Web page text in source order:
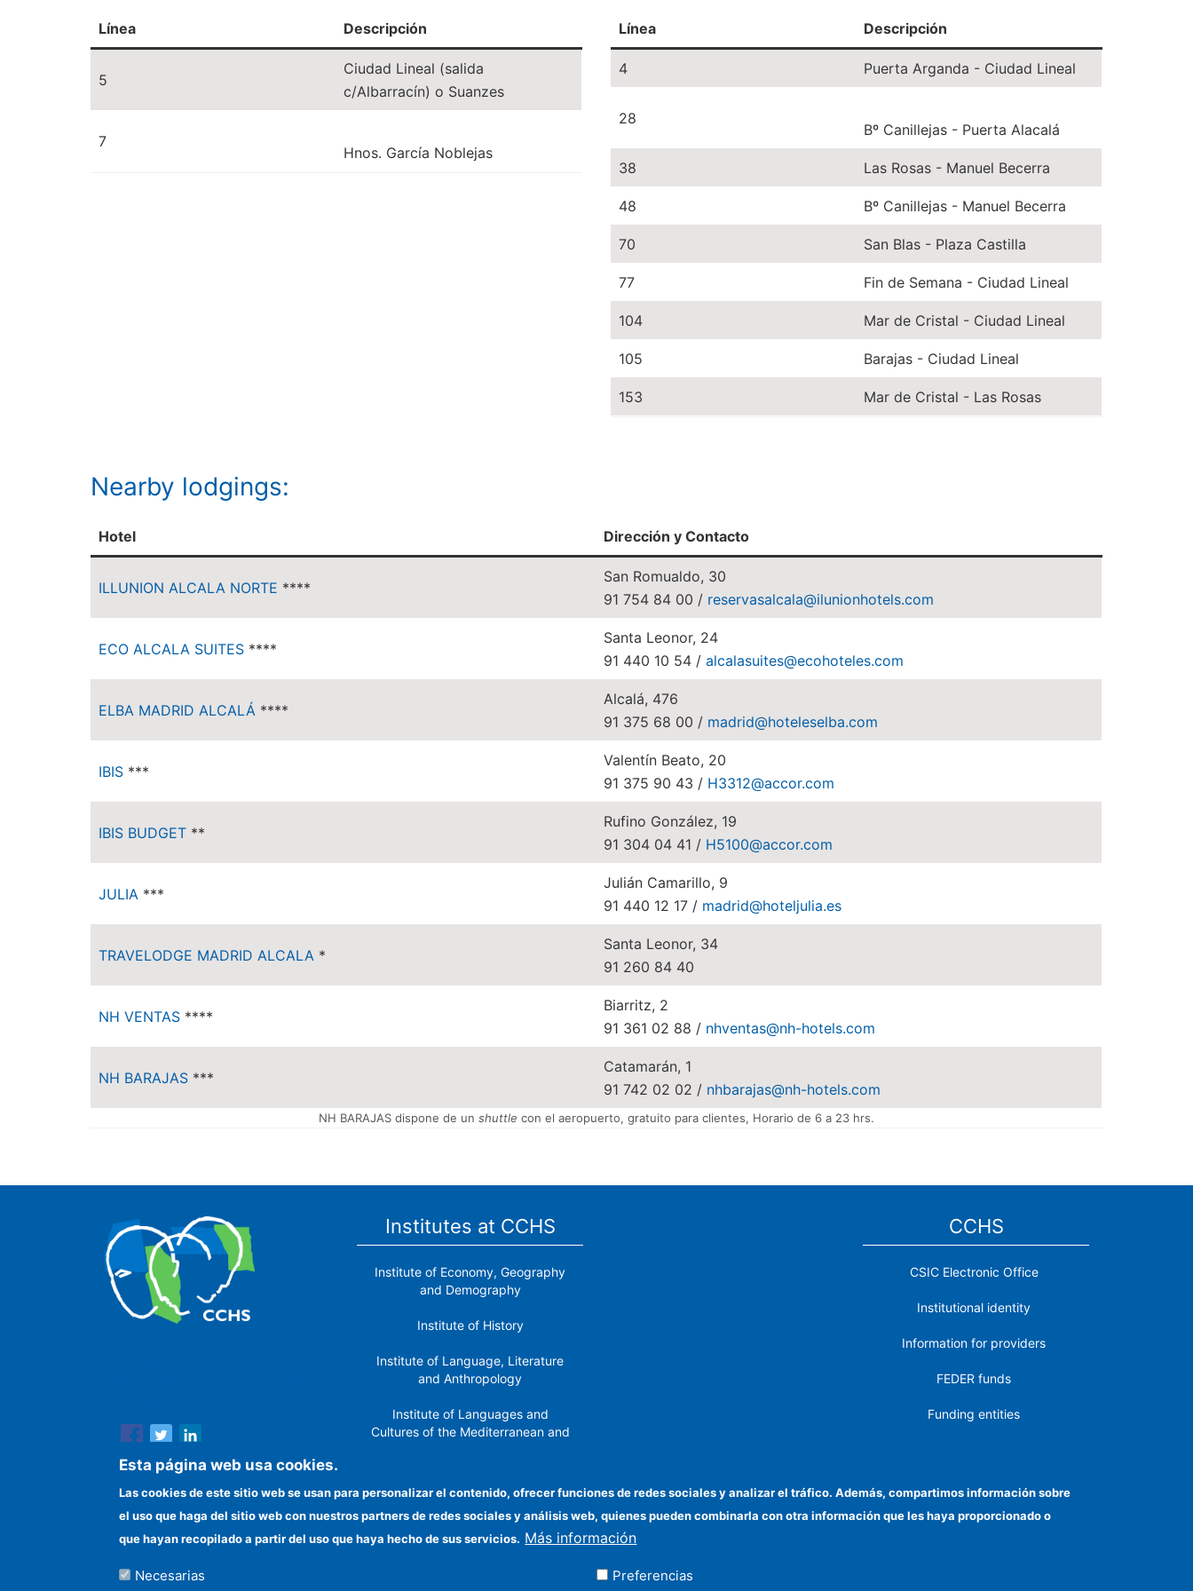
Línea Descripción
5
Ciudad Lineal (salida
c/Albarracín) o Suanzes
7
Hnos. García Noblejas
Línea Descripción
4 Puerta Arganda - Ciudad Lineal
28
Bº Canillejas - Puerta Alacalá
38 Las Rosas - Manuel Becerra
48 Bº Canillejas - Manuel Becerra
70 San Blas - Plaza Castilla
77 Fin de Semana - Ciudad Lineal
104 Mar de Cristal - Ciudad Lineal
105 Barajas - Ciudad Lineal
153 Mar de Cristal - Las Rosas
Nearby lodgings:
Hotel Dirección y Contacto
ILLUNION ALCALA NORTE ****
San Romualdo, 30
91 754 84 00 / reservasalcala@ilunionhotels.com
ECO ALCALA SUITES ****
Santa Leonor, 24
91 440 10 54 / alcalasuites@ecohoteles.com
ELBA MADRID ALCALÁ ****
Alcalá, 476
91 375 68 00 / madrid@hoteleselba.com
IBIS ***
Valentín Beato, 20
91 375 90 43 / H3312@accor.com
IBIS BUDGET **
Rufino González, 19
91 304 04 41 / H5100@accor.com
JULIA ***
Julián Camarillo, 9
91 440 12 17 / madrid@hoteljulia.es
TRAVELODGE MADRID ALCALA *
Santa Leonor, 34
91 260 84 40
NH VENTAS ****
Biarritz, 2
91 361 02 88 / nhventas@nh-hotels.com
NH BARAJAS ***
Catamarán, 1
91 742 02 02 / nhbarajas@nh-hotels.com
NH BARAJAS dispone de un shuttle con el aeropuerto, gratuito para clientes, Horario de 6 a 23 hrs.
Institutes at CCHS
Institute of Economy, Geography
and Demography
Institute of History
Institute of Language, Literature
and Anthropology
Institute of Languages ​​and
Cultures of the Mediterranean and
Institute of Philosophy
Institute of Public Policies and
Goods
CCHS
CSIC Electronic Office
Institutional identity
Information for providers
FEDER funds
Funding entities
Location
Esta página web usa cookies.
Las cookies de este sitio web se usan para personalizar el contenido, ofrecer funciones de redes sociales y analizar el tráfico. Además, compartimos información sobre
el uso que haga del sitio web con nuestros partners de redes sociales y análisis web, quienes pueden combinarla con otra información que les haya proporcionado o
que hayan recopilado a partir del uso que haya hecho de sus servicios. Más información
Necesarias Preferencias